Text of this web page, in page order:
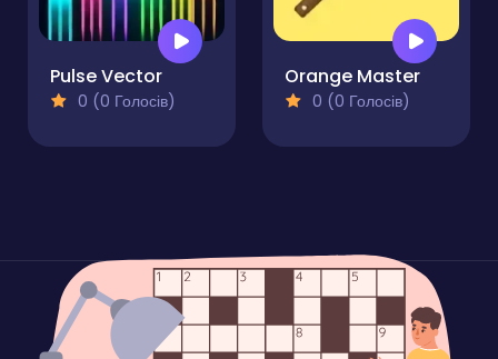
Pulse Vector
0 (0 Голосів)
Orange Master
0 (0 Голосів)